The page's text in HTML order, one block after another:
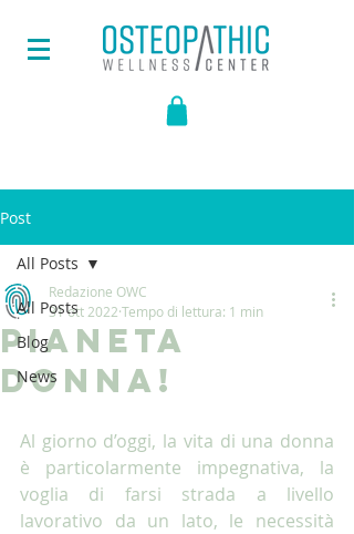
Post
All Posts
Blog
News
All Posts
Pianeta
Donna!
Redazione OWC
31 ott 2022 Tempo di lettura: 1 min
Al giorno d’oggi, la vita di una donna
è particolarmente impegnativa, la
voglia di farsi strada a livello
lavorativo da un lato, le necessità